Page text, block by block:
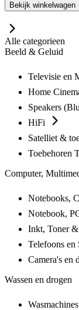
Bekijk winkelwagen
Alle categorieen
Beeld & Geluid
Televisie en
Home
Speakers
HiFi
Satelliet &
Toebehoren
Computer,
Notebooks,
Notebook,
Inkt, Toner
Telefoons en
Camera's en
Wassen en drogen